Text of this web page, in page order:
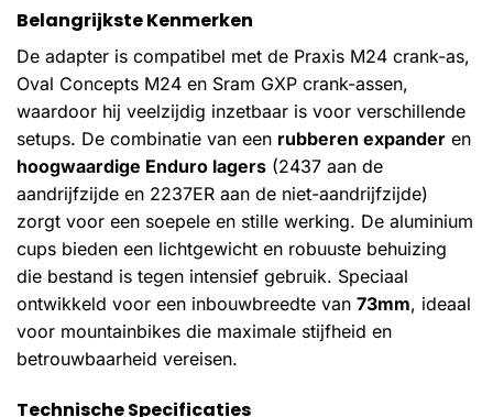
Belangrijkste Kenmerken
De adapter is compatibel met de Praxis M24 crank-as,
Oval Concepts M24 en Sram GXP crank-assen,
waardoor hij veelzijdig inzetbaar is voor verschillende
setups. De combinatie van een rubberen expander en
hoogwaardige Enduro lagers (2437 aan de
aandrijfzijde en 2237ER aan de niet-aandrijfzijde)
zorgt voor een soepele en stille werking. De aluminium
cups bieden een lichtgewicht en robuuste behuizing
die bestand is tegen intensief gebruik. Speciaal
ontwikkeld voor een inbouwbreedte van 73mm, ideaal
voor mountainbikes die maximale stijfheid en
betrouwbaarheid vereisen.
Technische Specificaties